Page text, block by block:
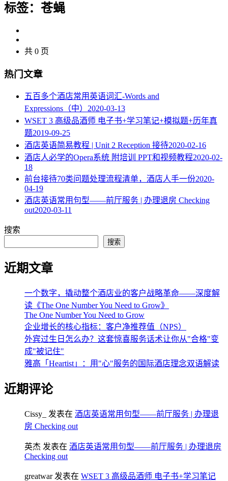
标签：苍蝇
共 0 页
热门文章
五百多个酒店常用英语词汇-Words and
Expressions（中） 2020-03-13
WSET 3 高级品酒师 电子书+学习笔记+模拟题+历年真
题2019-09-25
酒店英语简易教程 | Unit 2 Reception 接待2020-02-16
酒店人必学的Opera系统 附培训 PPT和视频教程2020-02-
18
​前台接待70类问题处理流程清单，酒店人手一份2020-
04-19
酒店英语常用句型——前厅服务 | 办理退房 Checking
out2020-03-11
搜索
搜索
近期文章
一个数字，撬动整个酒店业的客户战略革命——深度解
读《The One Number You Need to Grow》
The One Number You Need to Grow
企业增长的核心指标：客户净推荐值（NPS）
外宾过生日怎么办？这套惊喜服务话术让你从"合格"变
成"被记住"
雅高「Heartist」：用"心"服务的国际酒店理念双语解读
近期评论
Cissy_ 发表在 酒店英语常用句型——前厅服务 | 办理退
房 Checking out
英杰 发表在 酒店英语常用句型——前厅服务 | 办理退房
Checking out
greatwar发表在 WSET 3 高级品酒师 电子书+学习笔记